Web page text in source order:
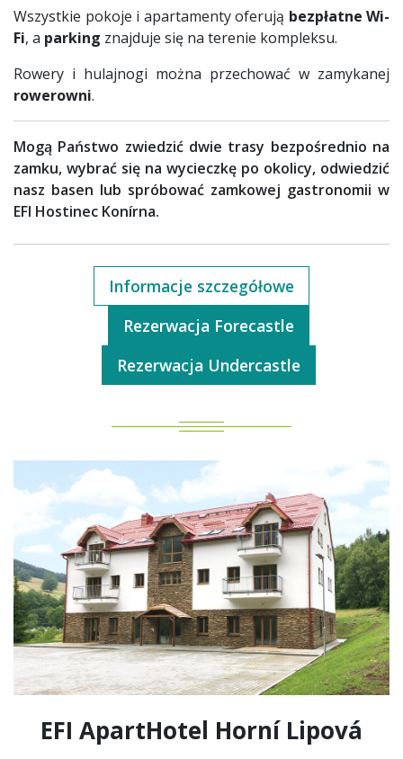
Wszystkie pokoje i apartamenty oferują bezpłatne Wi-
Fi, a parking znajduje się na terenie kompleksu.
Rowery i hulajnogi można przechować w zamykanej
rowerowni.
Mogą Państwo zwiedzić dwie trasy bezpośrednio na
zamku, wybrać się na wycieczkę po okolicy, odwiedzić
nasz basen lub spróbować zamkowej gastronomii w
EFI Hostinec Konírna.
Informacje szczegółowe
Rezerwacja Forecastle
Rezerwacja Undercastle
EFI ApartHotel Horní Lipová